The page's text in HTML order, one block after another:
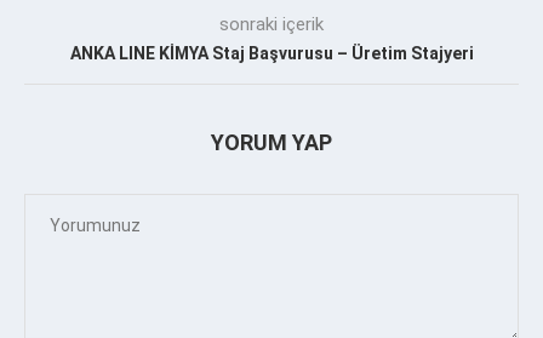
sonraki içerik
ANKA LINE KİMYA Staj Başvurusu – Üretim Stajyeri
YORUM YAP